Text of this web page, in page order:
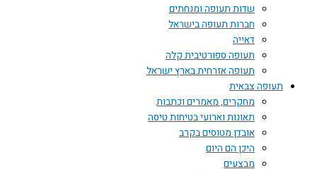
שדות תעופה ומנחתים
חברות תעופה בישראל
דאייה
תעופה ספורטיבית קלה
תעופה אזרחית בארץ ישראל
תעופה צבאית
מחקרים, מאמרים וכתבות
תאונות וארועי בטיחות טיסה
אובדן מטוסים בקרב
היכן הם היום
מבצעים